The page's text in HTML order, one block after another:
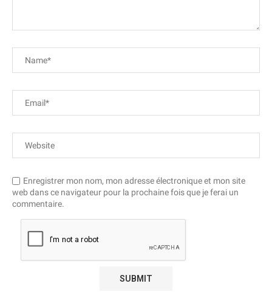
Enregistrer mon nom, mon adresse électronique et mon site
web dans ce navigateur pour la prochaine fois que je ferai un
commentaire.